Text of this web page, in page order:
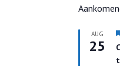
AUG
25